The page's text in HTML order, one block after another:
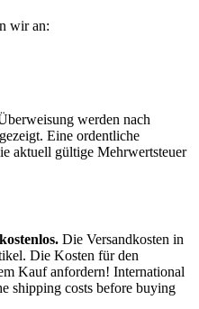
wir an:
werden nach
Eine ordentliche
aktuell gültige Mehrwertsteuer
kostenlos. Die Versandkosten in
Die Kosten für den
Kauf anfordern! International
shipping costs before buying